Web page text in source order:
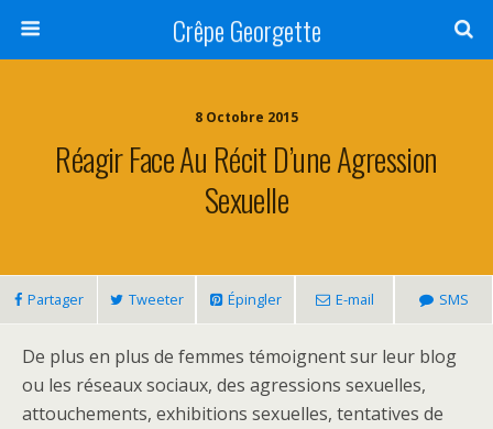
Crêpe Georgette
8 Octobre 2015
Réagir Face Au Récit D’une Agression
Sexuelle
Partager Tweeter Épingler E-mail SMS
De plus en plus de femmes témoignent sur leur blog
ou les réseaux sociaux, des agressions sexuelles,
attouchements, exhibitions sexuelles, tentatives de